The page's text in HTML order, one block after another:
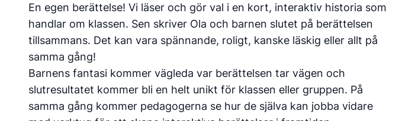
En egen berättelse! Vi läser och gör val i en kort, interaktiv historia som
handlar om klassen. Sen skriver Ola och barnen slutet på berättelsen
tillsammans. Det kan vara spännande, roligt, kanske läskig eller allt på
samma gång!
Barnens fantasi kommer vägleda var berättelsen tar vägen och
slutresultatet kommer bli en helt unikt för klassen eller gruppen. På
samma gång kommer pedagogerna se hur de själva kan jobba vidare